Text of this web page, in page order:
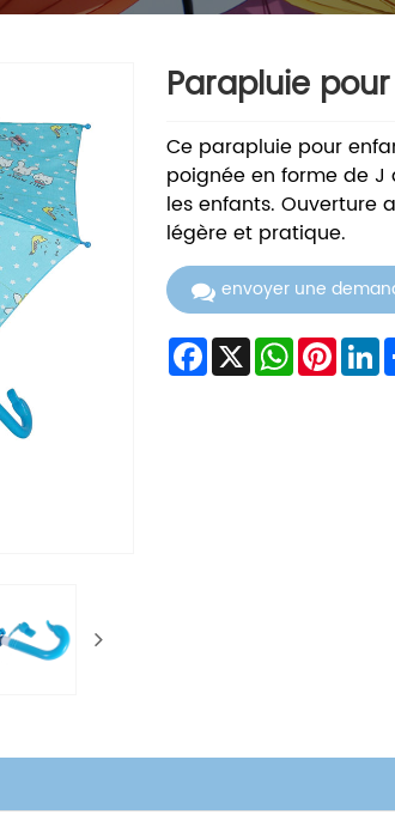
Parapluie
Ce parapluie pour
poignée en forme de
les enfants. Ouverture
légère et pratique.
envoyer une
Facebook
X WhatsAppPinterest